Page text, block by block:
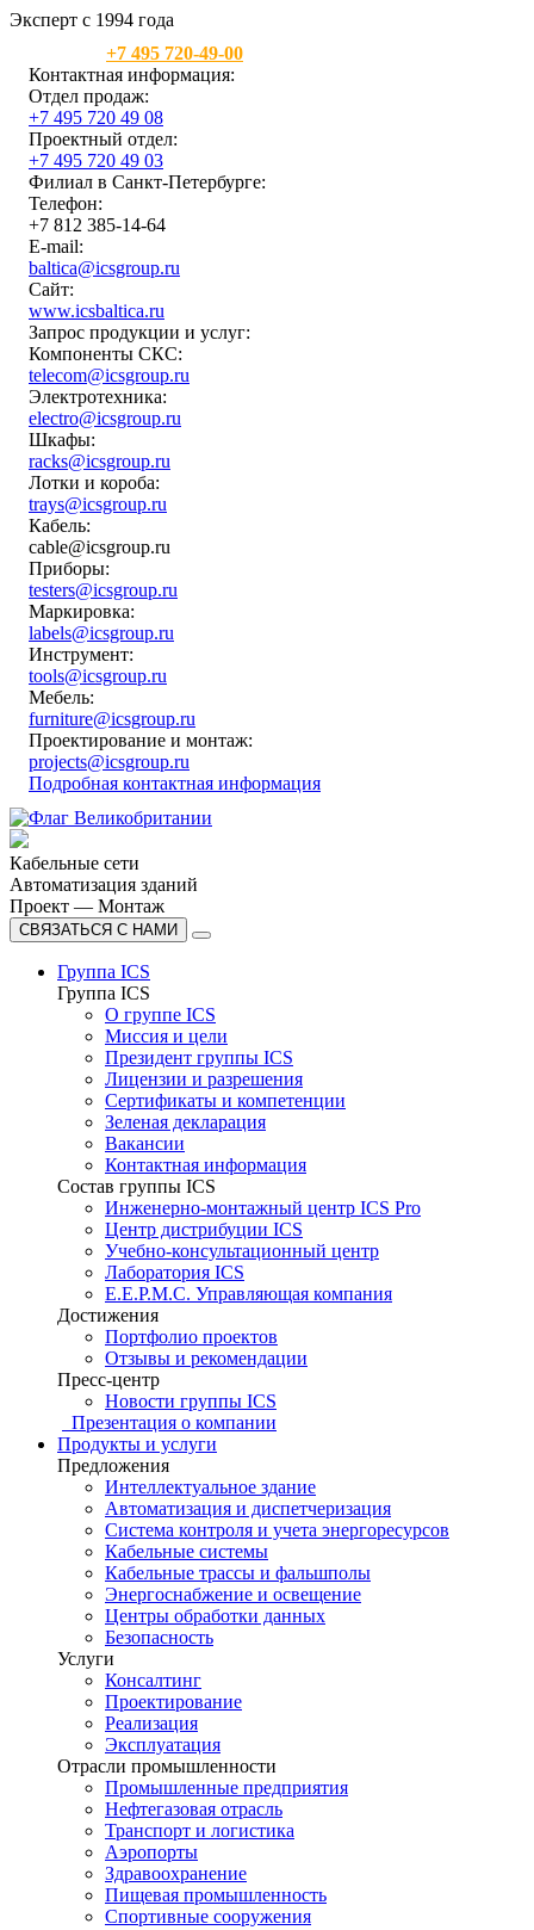
Эксперт с 1994 года
+7 495 720-49-00
Контактная информация:
Отдел продаж:
+7 495 720 49 08
Проектный отдел:
+7 495 720 49 03
Филиал в Санкт-Петербурге:
Телефон:
+7 812 385-14-64
E-mail:
baltica@icsgroup.ru
Сайт:
www.icsbaltica.ru
Запрос продукции и услуг:
Компоненты СКС:
telecom@icsgroup.ru
Электротехника:
electro@icsgroup.ru
Шкафы:
racks@icsgroup.ru
Лотки и короба:
trays@icsgroup.ru
Кабель:
cable@icsgroup.ru
Приборы:
testers@icsgroup.ru
Маркировка:
labels@icsgroup.ru
Инструмент:
tools@icsgroup.ru
Мебель:
furniture@icsgroup.ru
Проектирование и монтаж:
projects@icsgroup.ru
Подробная контактная информация
Кабельные сети
Автоматизация зданий
Проект — Монтаж
СВЯЗАТЬСЯ С НАМИ
Группа ICS
Группа ICS
О группе ICS
Миссия и цели
Президент группы ICS
Лицензии и разрешения
Сертификаты и компетенции
Зеленая декларация
Вакансии
Контактная информация
Состав группы ICS
Инженерно-монтажный центр ICS Pro
Центр дистрибуции ICS
Учебно-консультационный центр
Лаборатория ICS
E.E.P.M.C. Управляющая компания
Достижения
Портфолио проектов
Отзывы и рекомендации
Пресс-центр
Новости группы ICS
Презентация о компании
Продукты и услуги
Предложения
Интеллектуальное здание
Автоматизация и диспетчеризация
Система контроля и учета энергоресурсов
Кабельные системы
Кабельные трассы и фальшполы
Энергоснабжение и освещение
Центры обработки данных
Безопасность
Услуги
Консалтинг
Проектирование
Реализация
Эксплуатация
Отрасли промышленности
Промышленные предприятия
Нефтегазовая отрасль
Транспорт и логистика
Аэропорты
Здравоохранение
Пищевая промышленность
Спортивные сооружения